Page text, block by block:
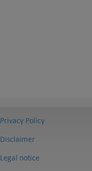
Privacy Policy
Disclaimer
Legal notice